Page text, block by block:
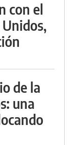
con el
de la
una